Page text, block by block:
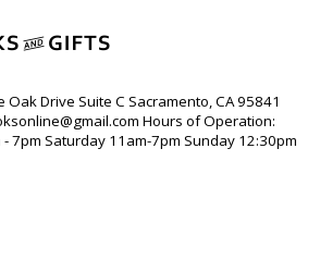
Drive Suite C Sacramento, CA 95841
Hours of Operation:
7pm Saturday 11am-7pm Sunday 12:30pm